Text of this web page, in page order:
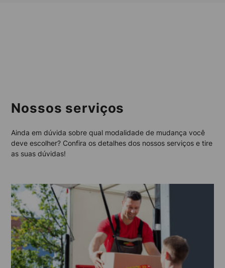
Nossos serviços
Ainda em dúvida sobre qual modalidade de mudança você
deve escolher? Confira os detalhes dos nossos serviços e tire
as suas dúvidas!